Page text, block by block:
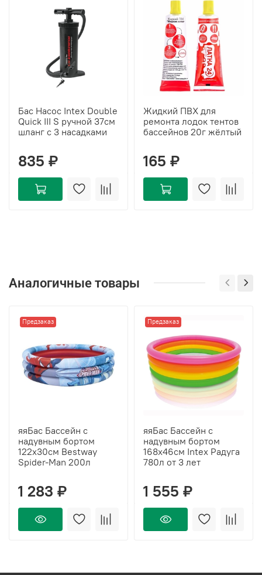
Бас Насос Intex Double
Quick III S ручной 37см
шланг с 3 насадками
835 ₽
Жидкий ПВХ для
ремонта лодок тентов
бассейнов 20г жёлтый
165 ₽
Аналогичные товары
Предзаказ
яяБас Бассейн с
надувным бортом
122х30см Bestway
Spider-Man 200л
1 283 ₽
Предзаказ
яяБас Бассейн с
надувным бортом
168х46см Intex Радуга
780л от 3 лет
1 555 ₽